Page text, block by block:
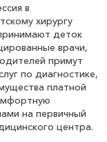
в
хирургу
деток
врачи,
примут
по диагностике,
платной
на первичный
центра.